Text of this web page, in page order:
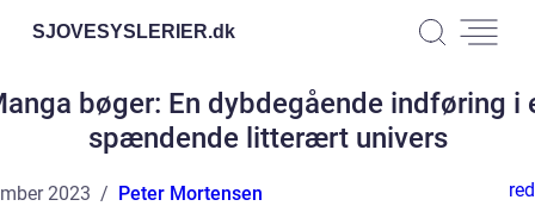
SJOVESYSLERIER.dk
bøger: En dybdegående indføring i
spændende litterært univers
2023 Peter Mortensen